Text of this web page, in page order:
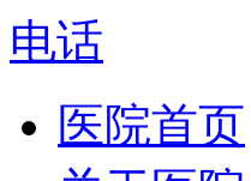
电话
医院首页